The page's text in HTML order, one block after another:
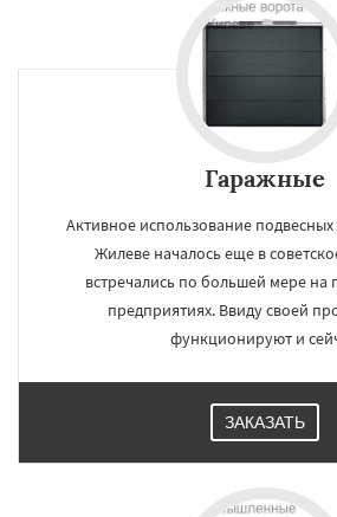
Гаражные
Активное использование
Жилеве началось еще в
встречались по большей мере
предприятиях. Ввиду своей
функционируют и
ЗАКАЗАТЬ